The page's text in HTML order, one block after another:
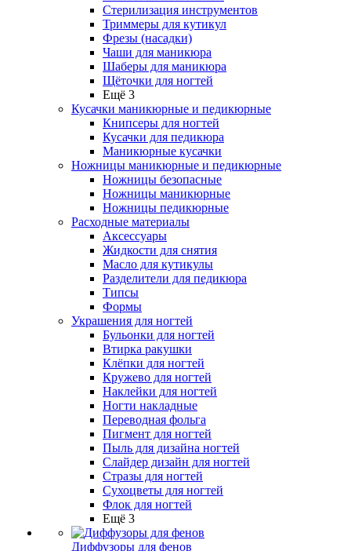
Стерилизация инструментов
Триммеры для кутикул
Фрезы (насадки)
Чаши для маникюра
Шаберы для маникюра
Щёточки для ногтей
Ещё 3
Кусачки маникюрные и педикюрные
Книпсеры для ногтей
Кусачки для педикюра
Маникюрные кусачки
Ножницы маникюрные и педикюрные
Ножницы безопасные
Ножницы маникюрные
Ножницы педикюрные
Расходные материалы
Аксессуары
Жидкости для снятия
Масло для кутикулы
Разделители для педикюра
Типсы
Формы
Украшения для ногтей
Бульонки для ногтей
Втирка ракушки
Клёпки для ногтей
Кружево для ногтей
Наклейки для ногтей
Ногти накладные
Переводная фольга
Пигмент для ногтей
Пыль для дизайна ногтей
Слайдер дизайн для ногтей
Стразы для ногтей
Сухоцветы для ногтей
Флок для ногтей
Ещё 3
Диффузоры для фенов